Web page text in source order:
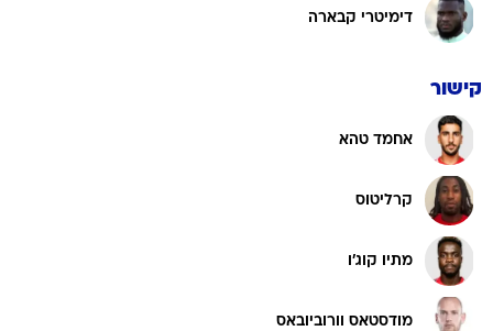
דימיטרי קבארה
קישור
אחמד טהא
קרליטוס
מתיו קוג'ו
מודסטאס וורוביובאס